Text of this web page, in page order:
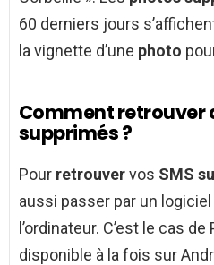
60 derniers jours
la vignette d’une photo
Comment retrouver
supprimés ?
Pour retrouvervos SMS
aussi passer par un
l’ordinateur. C’est le cas
disponible à la fois sur